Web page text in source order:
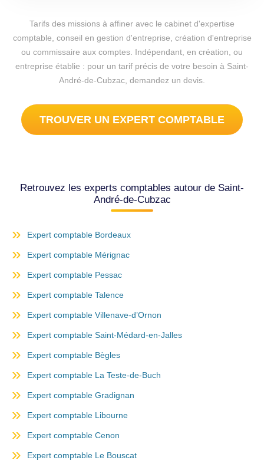
Tarifs des missions à affiner avec le cabinet d'expertise
comptable, conseil en gestion d'entreprise, création d'entreprise
ou commissaire aux comptes. Indépendant, en création, ou
entreprise établie : pour un tarif précis de votre besoin à Saint-
André-de-Cubzac, demandez un devis.
TROUVER UN EXPERT COMPTABLE
Retrouvez les experts comptables autour de Saint-
André-de-Cubzac
Expert comptable Bordeaux
Expert comptable Mérignac
Expert comptable Pessac
Expert comptable Talence
Expert comptable Villenave-d’Ornon
Expert comptable Saint-Médard-en-Jalles
Expert comptable Bègles
Expert comptable La Teste-de-Buch
Expert comptable Gradignan
Expert comptable Libourne
Expert comptable Cenon
Expert comptable Le Bouscat